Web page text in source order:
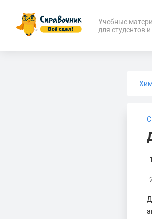
Учебные
для студентов